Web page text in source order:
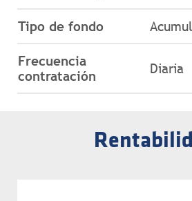
Tipo de fondo
Frecuencia
contratación
Diaria